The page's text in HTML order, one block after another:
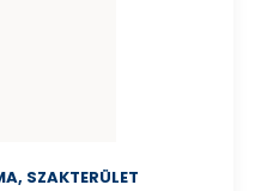
SZAKTERÜLET